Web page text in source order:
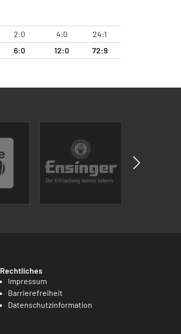
2:0 4:0
24:1
6:0 12:0 72:9
Rechtliches
Impressum
Barrierefreiheit
Datenschutzinformation